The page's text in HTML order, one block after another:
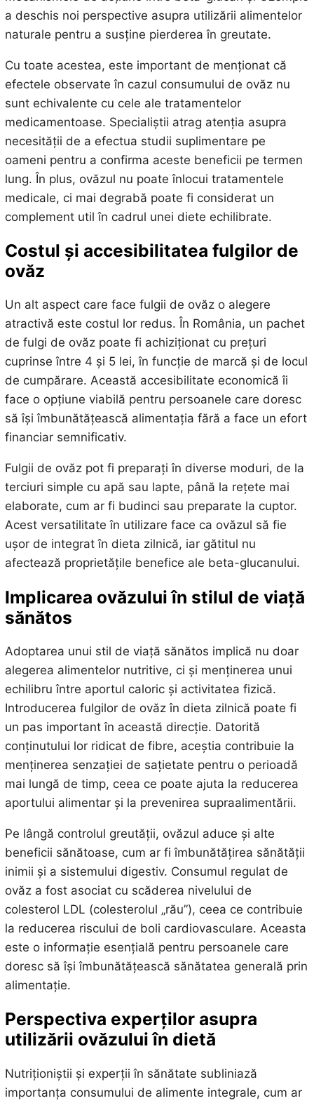
a deschis noi perspective asupra utilizării alimentelor
naturale pentru a susține pierderea în greutate.
Cu toate acestea, este important de menționat că
efectele observate în cazul consumului de ovăz nu
sunt echivalente cu cele ale tratamentelor
medicamentoase. Specialiștii atrag atenția asupra
necesității de a efectua studii suplimentare pe
oameni pentru a confirma aceste beneficii pe termen
lung. În plus, ovăzul nu poate înlocui tratamentele
medicale, ci mai degrabă poate fi considerat un
complement util în cadrul unei diete echilibrate.
Costul și accesibilitatea fulgilor de
ovăz
Un alt aspect care face fulgii de ovăz o alegere
atractivă este costul lor redus. În România, un pachet
de fulgi de ovăz poate fi achiziționat cu prețuri
cuprinse între 4 și 5 lei, în funcție de marcă și de locul
de cumpărare. Această accesibilitate economică îi
face o opțiune viabilă pentru persoanele care doresc
să își îmbunătățească alimentația fără a face un efort
financiar semnificativ.
Fulgii de ovăz pot fi preparați în diverse moduri, de la
terciuri simple cu apă sau lapte, până la rețete mai
elaborate, cum ar fi budinci sau preparate la cuptor.
Acest versatilitate în utilizare face ca ovăzul să fie
ușor de integrat în dieta zilnică, iar gătitul nu
afectează proprietățile benefice ale beta-glucanului.
Implicarea ovăzului în stilul de viață
sănătos
Adoptarea unui stil de viață sănătos implică nu doar
alegerea alimentelor nutritive, ci și menținerea unui
echilibru între aportul caloric și activitatea fizică.
Introducerea fulgilor de ovăz în dieta zilnică poate fi
un pas important în această direcție. Datorită
conținutului lor ridicat de fibre, aceștia contribuie la
menținerea senzației de sațietate pentru o perioadă
mai lungă de timp, ceea ce poate ajuta la reducerea
aportului alimentar și la prevenirea supraalimentării.
Pe lângă controlul greutății, ovăzul aduce și alte
beneficii sănătoase, cum ar fi îmbunătățirea sănătății
inimii și a sistemului digestiv. Consumul regulat de
ovăz a fost asociat cu scăderea nivelului de
colesterol LDL (colesterolul „rău”), ceea ce contribuie
la reducerea riscului de boli cardiovasculare. Aceasta
este o informație esențială pentru persoanele care
doresc să își îmbunătățească sănătatea generală prin
alimentație.
Perspectiva experților asupra
utilizării ovăzului în dietă
Nutriționiștii și experții în sănătate subliniază
importanța consumului de alimente integrale, cum ar